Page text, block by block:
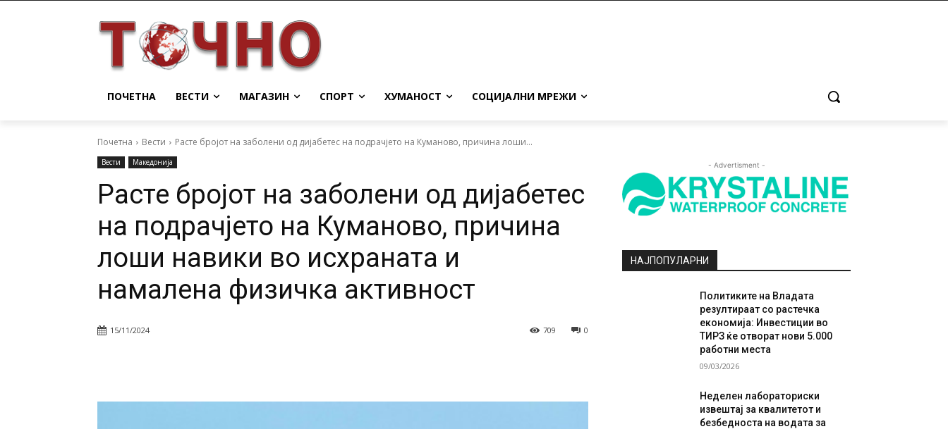
ПОЧЕТНА ВЕСТИ МАГАЗИН СПОРТ ХУМАНОСТ СОЦИЈАЛНИ МРЕЖИ
Почетна Вести Расте бројот на заболени од дијабетес на подрачјето на Куманово, причина лоши...
Вести Македонија
Расте бројот на заболени од дијабетес
на подрачјето на Куманово, причина
лоши навики во исхраната и
намалена физичка активност
15/11/2024 0
709
- Advertisment -
НАЈПОПУЛАРНИ
Политиките на Владата
резултираат со растечка
економија: Инвестиции во
ТИРЗ ќе отворат нови 5.000
работни места
09/03/2026
Неделен лабораториски
извештај за квалитетот и
безбедноста на водата за